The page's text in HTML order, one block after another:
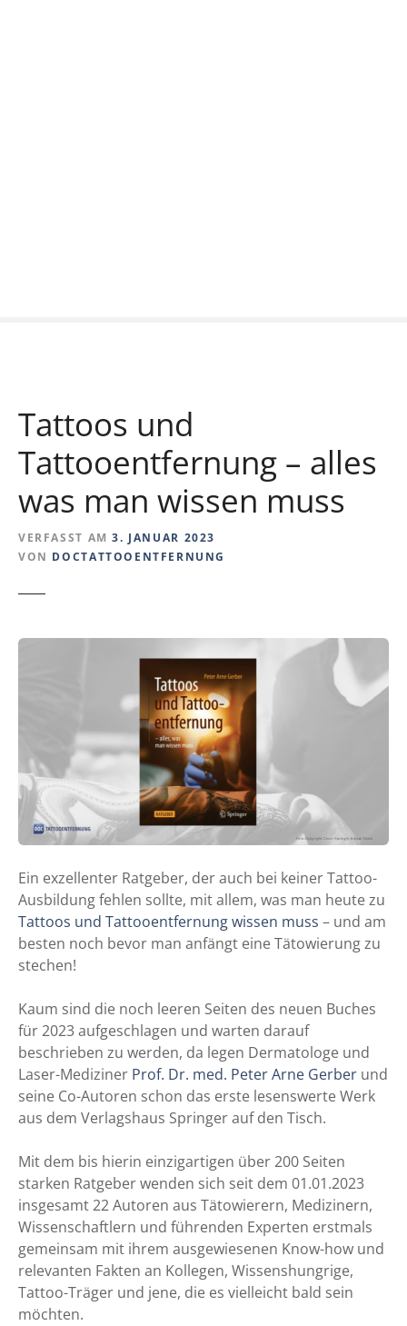
Tattoos und
Tattooentfernung – alles
was man wissen muss
VERFASST AM 3. JANUAR 2023
VON DOCTATTOOENTFERNUNG
Ein exzellenter Ratgeber, der auch bei keiner Tattoo-
Ausbildung fehlen sollte, mit allem, was man heute zu
Tattoos und Tattooentfernung wissen muss – und am
besten noch bevor man anfängt eine Tätowierung zu
stechen!
Kaum sind die noch leeren Seiten des neuen Buches
für 2023 aufgeschlagen und warten darauf
beschrieben zu werden, da legen Dermatologe und
Laser-Mediziner Prof. Dr. med. Peter Arne Gerber und
seine Co-Autoren schon das erste lesenswerte Werk
aus dem Verlagshaus Springer auf den Tisch.
Mit dem bis hierin einzigartigen über 200 Seiten
starken Ratgeber wenden sich seit dem 01.01.2023
insgesamt 22 Autoren aus Tätowierern, Medizinern,
Wissenschaftlern und führenden Experten erstmals
gemeinsam mit ihrem ausgewiesenen Know-how und
relevanten Fakten an Kollegen, Wissenshungrige,
Tattoo-Träger und jene, die es vielleicht bald sein
möchten.